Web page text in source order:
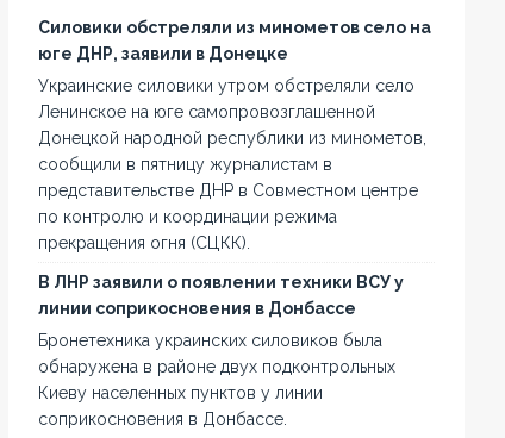
Силовики обстреляли из минометов село на
юге ДНР, заявили в Донецке
Украинские силовики утром обстреляли село
Ленинское на юге самопровозглашенной
Донецкой народной республики из минометов,
сообщили в пятницу журналистам в
представительстве ДНР в Совместном центре
по контролю и координации режима
прекращения огня (СЦКК).
В ЛНР заявили о появлении техники ВСУ у
линии соприкосновения в Донбассе
Бронетехника украинских силовиков была
обнаружена в районе двух подконтрольных
Киеву населенных пунктов у линии
соприкосновения в Донбассе.